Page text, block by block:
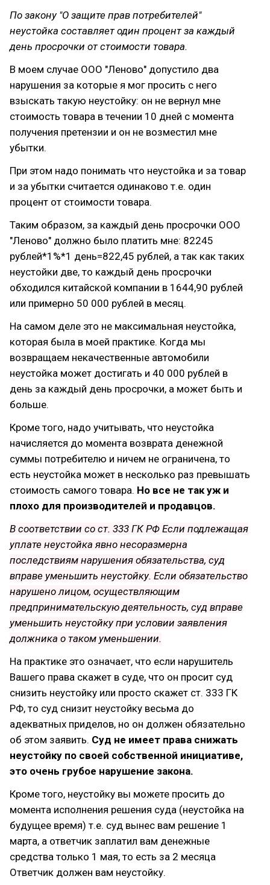
По закону "О защите прав потребителей"
неустойка составляет один процент за каждый
день просрочки от стоимости товара.
В моем случае ООО "Леново" допустило два
нарушения за которые я мог просить с него
взыскать такую неустойку: он не вернул мне
стоимость товара в течении 10 дней с момента
получения претензии и он не возместил мне
убытки.
При этом надо понимать что неустойка и за товар
и за убытки считается одинаково т.е. один
процент от стоимости товара.
Таким образом, за каждый день просрочки ООО
"Леново" должно было платить мне: 82245
рублей*1%*1 день=822,45 рублей, а так как таких
неустойки две, то каждый день просрочки
обходился китайской компании в 1644,90 рублей
или примерно 50 000 рублей в месяц.
На самом деле это не максимальная неустойка,
которая была в моей практике. Когда мы
возвращаем некачественные автомобили
неустойка может достигать и 40 000 рублей в
день за каждый день просрочки, а может быть и
больше.
Кроме того, надо учитывать, что неустойка
начисляется до момента возврата денежной
суммы потребителю и ничем не ограничена, то
есть неустойка может в несколько раз превышать
стоимость самого товара. Но все не так уж и
плохо для производителей и продавцов.
В соответствии со ст. 333 ГК РФ Если подлежащая
уплате неустойка явно несоразмерна
последствиям нарушения обязательства, суд
вправе уменьшить неустойку. Если обязательство
нарушено лицом, осуществляющим
предпринимательскую деятельность, суд вправе
уменьшить неустойку при условии заявления
должника о таком уменьшении.
На практике это означает, что если нарушитель
Вашего права скажет в суде, что он просит суд
снизить неустойку или просто скажет ст. 333 ГК
РФ, то суд снизит неустойку весьма до
адекватных приделов, но он должен обязательно
об этом заявить. Суд не имеет права снижать
неустойку по своей собственной инициативе,
это очень грубое нарушение закона.
Кроме того, неустойку вы можете просить до
момента исполнения решения суда (неустойка на
будущее время) т.е. суд вынес вам решение 1
марта, а ответчик заплатил вам денежные
средства только 1 мая, то есть за 2 месяца
Ответчик должен вам неустойку.